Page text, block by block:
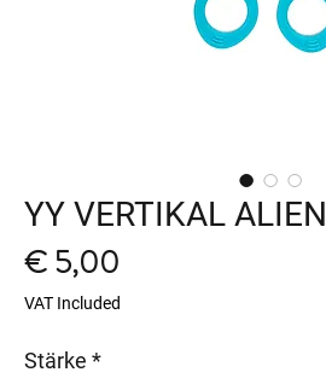
YY VERTIKAL ALIEN
€ 5,00
VAT Included
Stärke *